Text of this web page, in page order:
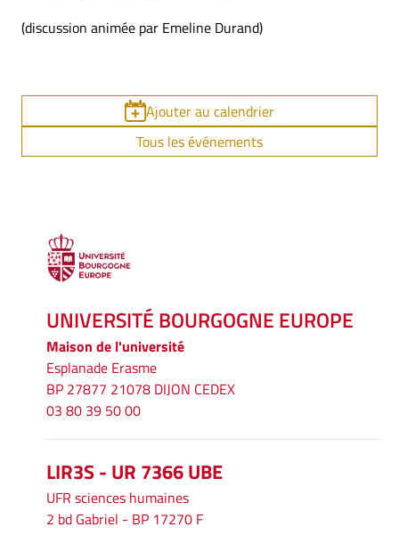
(discussion animée par Emeline Durand)
Ajouter au calendrier
Tous les événements
UNIVERSITÉ BOURGOGNE EUROPE
Maison de l'université
Esplanade Erasme
BP 27877 21078 DIJON CEDEX
03 80 39 50 00
LIR3S - UR 7366 UBE
UFR sciences humaines
2 bd Gabriel - BP 17270 F